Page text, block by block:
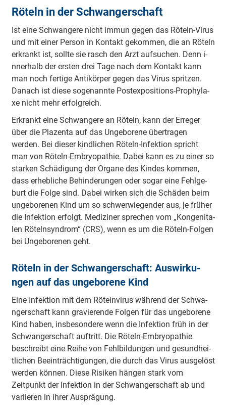
Röteln in der Schwa­nge­rschaft
Ist eine Schwa­nge­re nicht immun gegen das Röteln-Virus
und mit einer Person in Kontakt ge­ko­mmen, die an Röteln
erkrankt ist, sollte sie rasch den Arzt au­fsu­chen. Denn i­
nne­rhalb der ersten drei Tage nach dem Kontakt kann
man noch fe­rti­ge A­nti­kö­rper gegen das Virus spritzen.
Danach ist diese so­ge­na­nnte Po­ste­xpo­si­tions-Pro­phy­la­
xe nicht mehr e­rfo­lgreich.
Erkrankt eine Schwa­nge­re an Röteln, kann der E­rre­ger
über die Pla­ze­nta auf das U­nge­bo­re­ne ü­be­rtra­gen
werden. Bei dieser ki­ndli­chen Röteln-I­nfe­ktion spricht
man von Röteln-E­mbryo­pa­thie. Dabei kann es zu einer so
starken Schä­di­gung der O­rga­ne des Kindes kommen,
dass e­rhe­bli­che Be­hi­nde­ru­ngen oder sogar eine Fe­hlge­
burt die Folge sind. Dabei wirken sich die Schäden beim
u­nge­bo­re­nen Kind um so schwe­rwie­ge­nder aus, je früher
die I­nfe­ktion erfolgt. Me­di­zi­ner sprechen vom „Ko­nge­ni­ta­
len Rö­te­lnsy­ndrom“ (CRS), wenn es um die Röteln-Folgen
bei U­nge­bo­re­nen geht.
Röteln in der Schwa­nge­rschaft: Au­swi­rku­
ngen auf das u­nge­bo­re­ne Kind
Eine I­nfe­ktion mit dem Rö­te­lnvi­rus während der Schwa­
nge­rschaft kann gra­vie­re­nde Folgen für das u­nge­bo­re­ne
Kind haben, i­nsbe­so­nde­re wenn die I­nfe­ktion früh in der
Schwa­nge­rschaft auftritt. Die Röteln-E­mbryo­pa­thie
beschreibt eine Reihe von Fe­hlbi­ldu­ngen und ge­su­ndhei­
tli­chen Beei­nträ­chti­gu­ngen, die durch das Virus au­sge­löst
werden können. Diese Ri­si­ken hängen stark vom
Zeitpunkt der I­nfe­ktion in der Schwa­nge­rschaft ab und
va­riie­ren in ihrer Au­sprä­gung.